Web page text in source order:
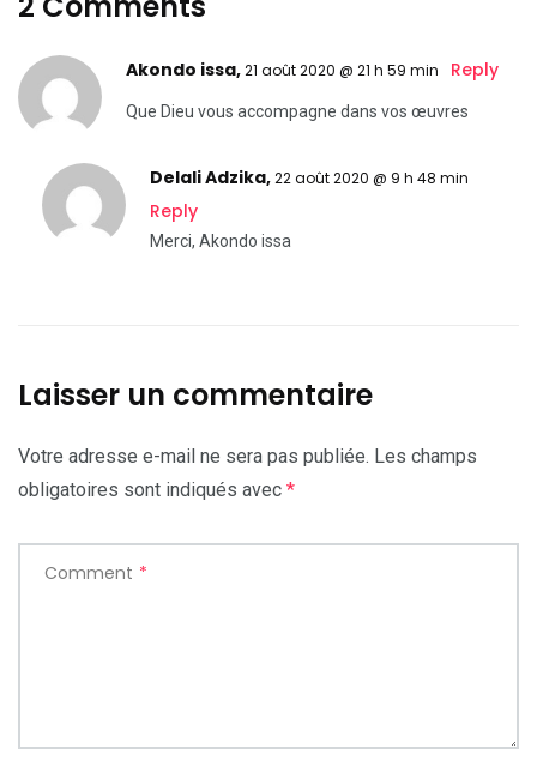
Akondo issa,21 août 2020 @ 21 h 59 min Reply
Que Dieu vous accompagne dans vos œuvres
Delali Adzika,22 août 2020 @ 9 h 48 min
Reply
Merci, Akondo issa
Laisser un commentaire
Votre adresse e-mail ne sera pas publiée. Les champs
obligatoires sont indiqués avec *
Comment *